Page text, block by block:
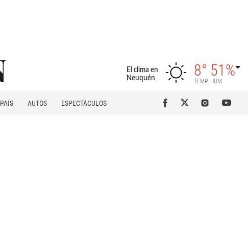
El clima en
Neuquén
8°
TEMP
51%
HUM
PAÍS AUTOS
ESPECTÁCULOS